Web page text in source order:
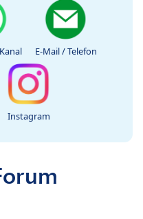
E-Mail / Telefon
Instagram